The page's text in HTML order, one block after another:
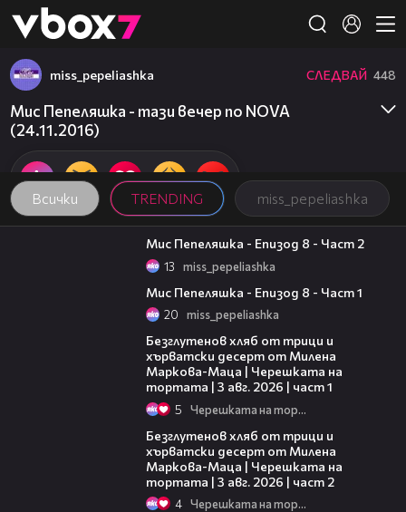
👾
Всички TRENDING miss_pepeliashka
miss_pepeliashka СЛЕДВАЙ 448
Мис Пепеляшка - тази вечер по NOVA
(24.11.2016)
23:57
Мис Пепеляшка - Епизод 8 - Част 2
13 miss_pepeliashka
Мис Пепеляшка - Епизод 8 - Част 1
20 miss_pepeliashka
Безглутенов хляб от трици и
хърватски десерт от Милена
Маркова-Маца | Черешката на
тортата | 3 авг. 2026 | част 1
5 Черешката на тортата
Безглутенов хляб от трици и
хърватски десерт от Милена
Маркова-Маца | Черешката на
тортата | 3 авг. 2026 | част 2
4 Черешката на тортата